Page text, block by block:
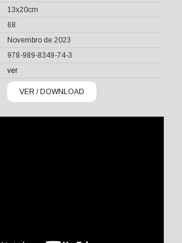
13x20cm
68
Novembro de 2023
978-989-8349-74-3
ver
VER / DOWNLOAD